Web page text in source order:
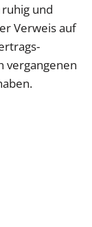
und
Verweis auf
vergangenen